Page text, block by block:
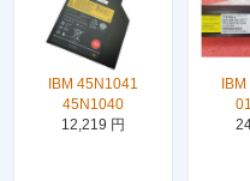
IBM 45N1041
45N1040
12,219 円